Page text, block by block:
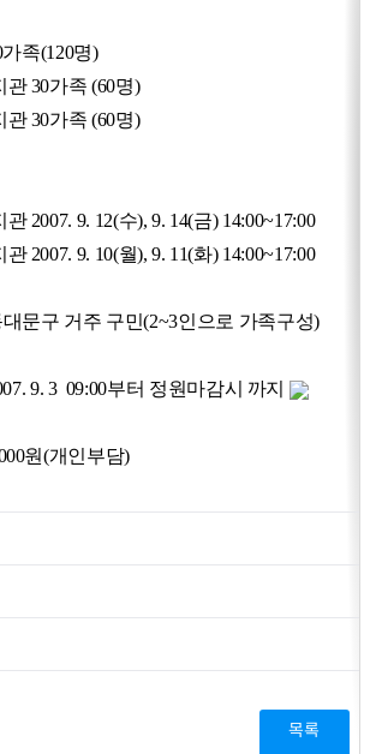
가족(120명)
30가족 (60명)
30가족 (60명)
2007. 9. 12(수), 9. 14(금) 14:00~17:00
2007. 9. 10(월), 9. 11(화) 14:00~17:00
문구 거주 구민(2~3인으로 가족구성)
9. 3 09:00부터 정원마감시 까지
원(개인부담)
목록